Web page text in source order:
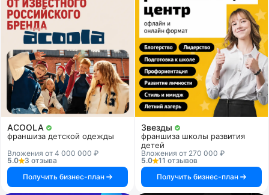
ACOOLA
франшиза детской одежды
Вложения от 4 000 000 ₽
5.0
3 отзыва
Получить бизнес-план
Звезды
франшиза школы развития
детей
Вложения от 270 000 ₽
5.0
11 отзывов
Получить бизнес-план